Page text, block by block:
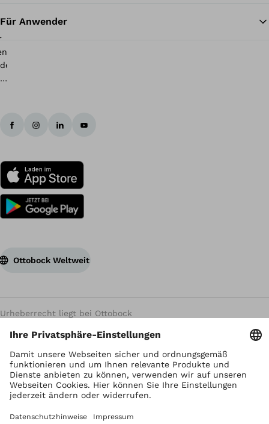
Für Anwender
Ottobock Weltweit
Urheberrecht liegt bei Ottobock
Datenschutzeinstellungen
Datenschutzhinweise
Nutzungsbedingungen
Impressum